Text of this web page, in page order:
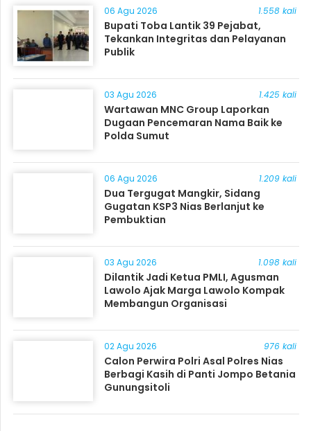
06 Agu 2026 1.558 kali
Bupati Toba Lantik 39 Pejabat,
Tekankan Integritas dan Pelayanan
Publik
03 Agu 2026 1.425 kali
Wartawan MNC Group Laporkan
Dugaan Pencemaran Nama Baik ke
Polda Sumut
06 Agu 2026 1.209 kali
Dua Tergugat Mangkir, Sidang
Gugatan KSP3 Nias Berlanjut ke
Pembuktian
03 Agu 2026 1.098 kali
Dilantik Jadi Ketua PMLI, Agusman
Lawolo Ajak Marga Lawolo Kompak
Membangun Organisasi
02 Agu 2026 976 kali
Calon Perwira Polri Asal Polres Nias
Berbagi Kasih di Panti Jompo Betania
Gunungsitoli